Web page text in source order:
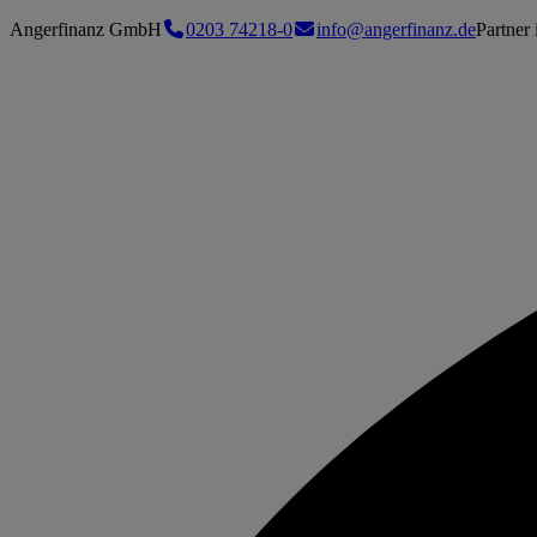
Angerfinanz GmbH 0203 74218-0 info@angerfinanz.dePartner